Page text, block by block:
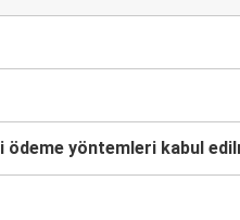
ödeme yöntemleri kabul